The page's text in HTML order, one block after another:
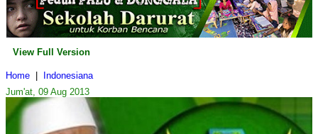
View Full Version
Home
Indonesiana
Jum'at, 09 Aug 2013